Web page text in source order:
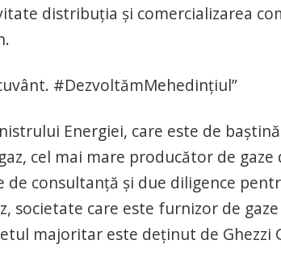
distribuția și comercializarea
#DezvoltămMehedințiul”
Energiei, care este de
cel mai mare producător de
de consultanță și due diligence
societate care este furnizor de
majoritar este deținut de